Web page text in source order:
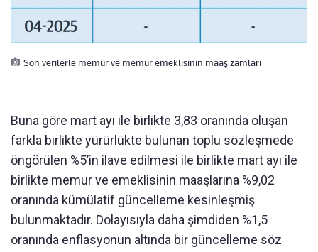
Son verilerle memur ve memur emeklisinin maaş zamları
Buna göre mart ayı ile birlikte 3,83 oranında oluşan
farkla birlikte yürürlükte bulunan toplu sözleşmede
öngörülen %5’in ilave edilmesi ile birlikte mart ayı ile
birlikte memur ve emeklisinin maaşlarına %9,02
oranında kümülatif güncelleme kesinleşmiş
bulunmaktadır. Dolayısıyla daha şimdiden %1,5
oranında enflasyonun altında bir güncelleme söz